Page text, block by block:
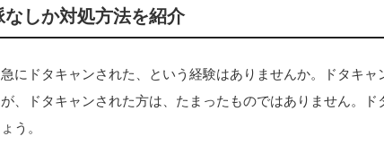
なしか対処方法を紹介
にドタキャンされた、という経験はありませんか。ドタキャ
、ドタキャンされた方は、たまったものではありません。ド
う。